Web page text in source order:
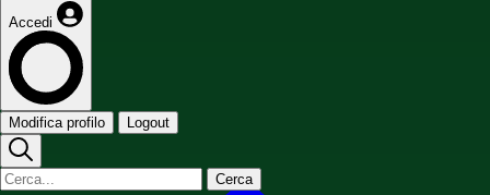
Accedi
Modifica profilo Logout
Cerca